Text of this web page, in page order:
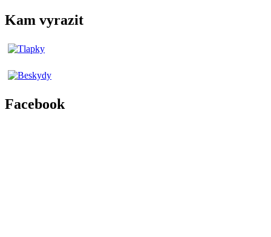
Kam vyrazit
Facebook